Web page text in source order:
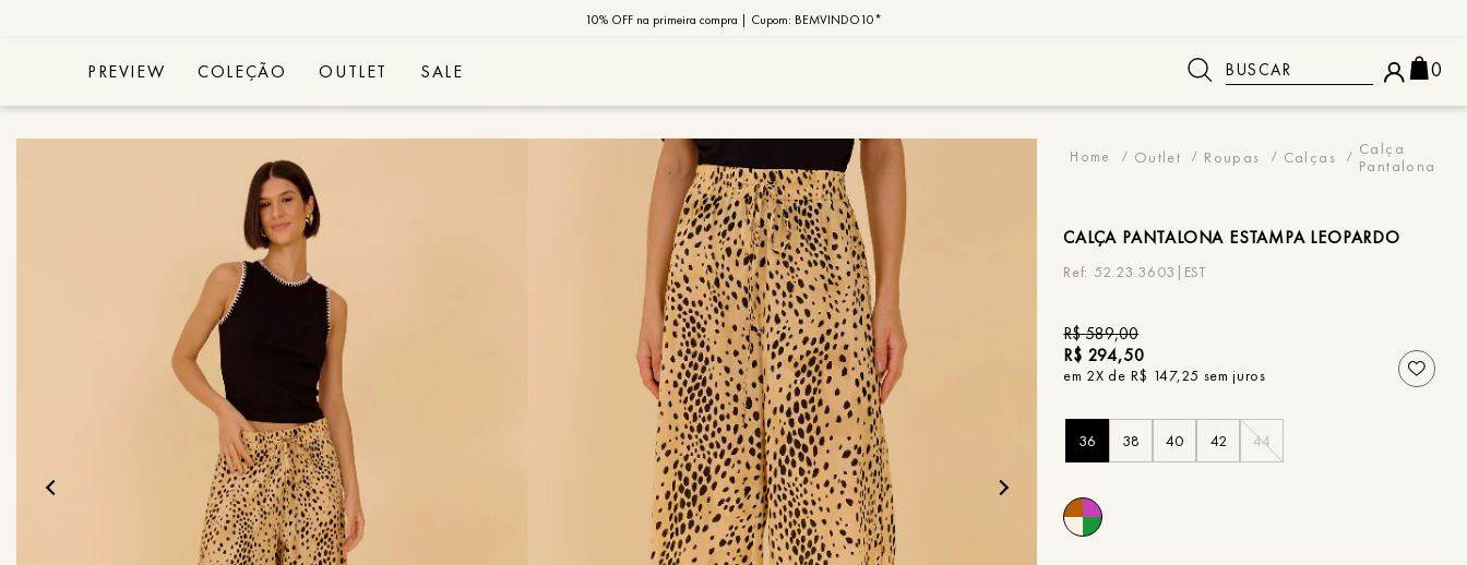
PIX MOB | 5%OFF - Seu look merece!
10% OFF na primeira compra | Cupom: BEMVINDO10*
MOB | Preview Índia
PREVIEW COLEÇÃO OUTLET SALE Buscar 0
Outlet Roupas Calças
Calça
Pantalona
CALÇA PANTALONA ESTAMPA LEOPARDO
52.23.3603|EST
R$589,00
R$ 294,50
em 2X de R$ 147,25 sem juros
36 38 40 42 44
TERMOS MAIS BUSCADOS
3º
4º
5
6º
9
10